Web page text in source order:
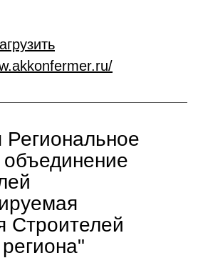
Строителей